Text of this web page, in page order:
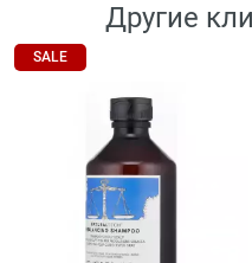
Другие
SALE